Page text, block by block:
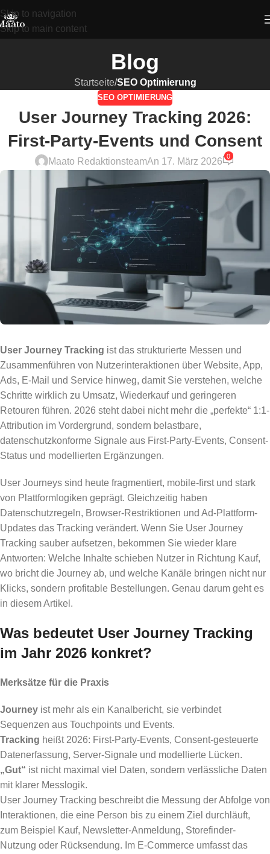
Skip to navigation
Skip to main content
Blog
Startseite/SEO Optimierung
SEO OPTIMIERUNG
User Journey Tracking 2026:
First-Party-Events und Consent
Maato RedaktionsteamAn 17. März 2026
0
User Journey Tracking ist das strukturierte Messen und
Zusammenführen von Nutzerinteraktionen über Website, App,
Ads, E-Mail und Service hinweg, damit Sie verstehen, welche
Schritte wirklich zu Umsatz, Wiederkauf und geringeren
Retouren führen. 2026 steht dabei nicht mehr die „perfekte“ 1:1-
Attribution im Vordergrund, sondern belastbare,
datenschutzkonforme Signale aus First-Party-Events, Consent-
Status und modellierten Ergänzungen.
User Journeys sind heute fragmentiert, mobile-first und stark
von Plattformlogiken geprägt. Gleichzeitig haben
Datenschutzregeln, Browser-Restriktionen und Ad-Plattform-
Updates das Tracking verändert. Wenn Sie User Journey
Tracking sauber aufsetzen, bekommen Sie wieder klare
Antworten: Welche Inhalte schieben Nutzer in Richtung Kauf,
wo bricht die Journey ab, und welche Kanäle bringen nicht nur
Klicks, sondern profitable Bestellungen. Genau darum geht es
in diesem Artikel.
Was bedeutet User Journey Tracking
im Jahr 2026 konkret?
Merksätze für die Praxis
Journey ist mehr als ein Kanalbericht, sie verbindet
Sequenzen aus Touchpoints und Events.
Tracking heißt 2026: First-Party-Events, Consent-gesteuerte
Datenerfassung, Server-Signale und modellierte Lücken.
„Gut“ ist nicht maximal viel Daten, sondern verlässliche Daten
mit klarer Messlogik.
User Journey Tracking beschreibt die Messung der Abfolge von
Interaktionen, die eine Person bis zu einem Ziel durchläuft,
zum Beispiel Kauf, Newsletter-Anmeldung, Storefinder-
Nutzung oder Rücksendung. Im E-Commerce umfasst das